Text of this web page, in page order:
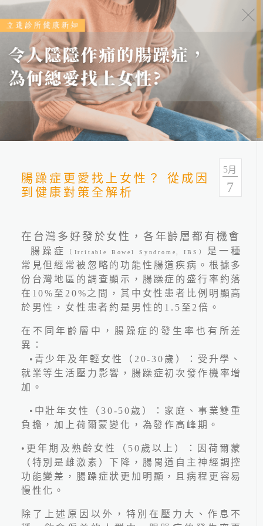
線上預約
健康報報
分類 全部 健康情報 友善連結
鴻誠院長：看懂健檢盲點
腸躁症更愛找上女性？ 從成因
到健康對策全解析
5月
7
在台灣多好發於女性，各年齡層都有機會
腸躁症 （Irritable Bowel Syndrome, IBS） 是一種
常見但經常被忽略的功能性腸道疾病。根據多
份台灣地區的調查顯示，腸躁症的盛行率約落
在10%至20%之間，其中女性患者比例明顯高
於男性，女性患者約是男性的1.5至2倍。
在不同年齡層中，腸躁症的發生率也有所差
異：
•青少年及年輕女性（20-30歲）：受升學、
就業等生活壓力影響，腸躁症初次發作機率增
加。
•中壯年女性（30-50歲）：家庭、事業雙重
負擔，加上荷爾蒙變化，為發作高峰期。
•更年期及熟齡女性（50歲以上）：因荷爾蒙
（特別是雌激素）下降，腸胃道自主神經調控
功能變差，腸躁症狀更加明顯，且病程更容易
慢性化。
除了上述原因以外，特別在壓力大、作息不